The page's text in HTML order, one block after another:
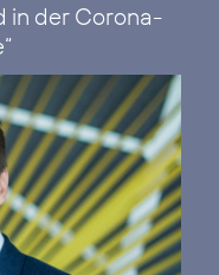
in der Corona-